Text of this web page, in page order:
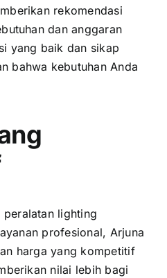
rekomendasi
dan anggaran
yang baik dan sikap
bahwa kebutuhan Anda
peralatan lighting
profesional, Arjuna
harga yang kompetitif
nilai lebih bagi